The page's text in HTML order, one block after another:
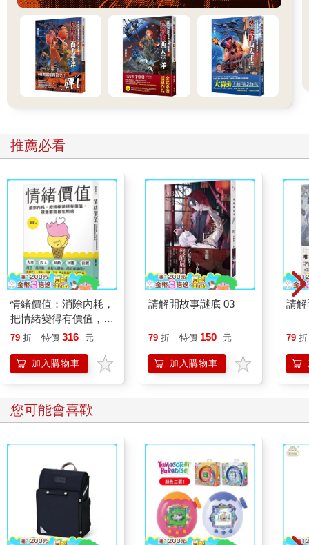
沒有課業壓力的學習下，孩子更能多元發展，完整探索自己的興
除了傳統的學校教育，瑞典政府也協助成立「薩米人學校」，為
少數民族薩米人的文化保存盡一份心力。一般學校裡設有母語課
程，讓移民子女能夠學習母語，發展自我認同、強化信心（雖然
這樣的德政，已被極右派政黨拿出來討論必要性）。重實用又講
究人格培養的瑞典教育從課本到午餐都免費，就算一路讀到博士
識一位在瑞典落地生根多年的亞洲媽媽全力支持兒子專心發展音
樂天分，當兒子捨棄傳統高中就讀音樂專業高中時，全家人都替
當然，教育不能只靠學校，瑞典人普遍對於家庭的人格養成抱持
肯定態度，不強調加班的工作文化，讓父母都能準時下班與家人
相處。
前公司主管與太太協調，一周三天由他「執勤」，要提早下班買
菜，回家做一桌溫馨的晚餐迎接家人，他說「我想以身作則，讓
兩個兒子知道，家庭生活需要付出與經營」。另一位同事則規定
每天晚上七點到九點一家四口都要把手機收進抽屜、關掉電視，
好好享受家人共處的時光，玩遊戲、看書，甚至單純地分享一天
發生的事情，比起沉浸在電子產品中好多了。
總之，由於沒有資優班，自然也沒有煤炭變鑽石的魔鬼訓練，孩
子們得以在低壓的環境下快樂成長、適性探索自己的熱情與愛
好。難怪我的瑞典同事們對我這番煤炭與鑽石的比喻感到不自
在，畢竟他們從小到大，不需要經過千錘百鍊就能獲得家人、學
校和社會的認可；不需要擠破頭進入所謂的資優班，不一定需要
用盡全力躋身某名校大門，不需要遵照臺灣人那一套模板。你想
追求這些成就當然可以，但你不想的話，也沒有關係；繼續做你
瑞典同事說「沒有人需要成為鑽石」，閃閃發亮的鑽石得經過長
時間高壓與百般磨練之後，最終才得以綻放璀璨的光芒。若煤炭
能自由適性地發揮自身長才與用處，那又為何一定要成為鑽石
可以說，教育中的平等觀念與瑞典式的社會主義相互照映。
把「平等和諧」的思考放入社會層級，政府積極制定政策照顧弱
推薦必看
情緒價值：消除內耗，
把情緒變得有價值，跟
誰都能自在相處
79 折 特價 316 元
加入購物車
請解開故事謎底 03
79 折 特價 150 元
加入購物車
請解
79 折
您可能會喜歡